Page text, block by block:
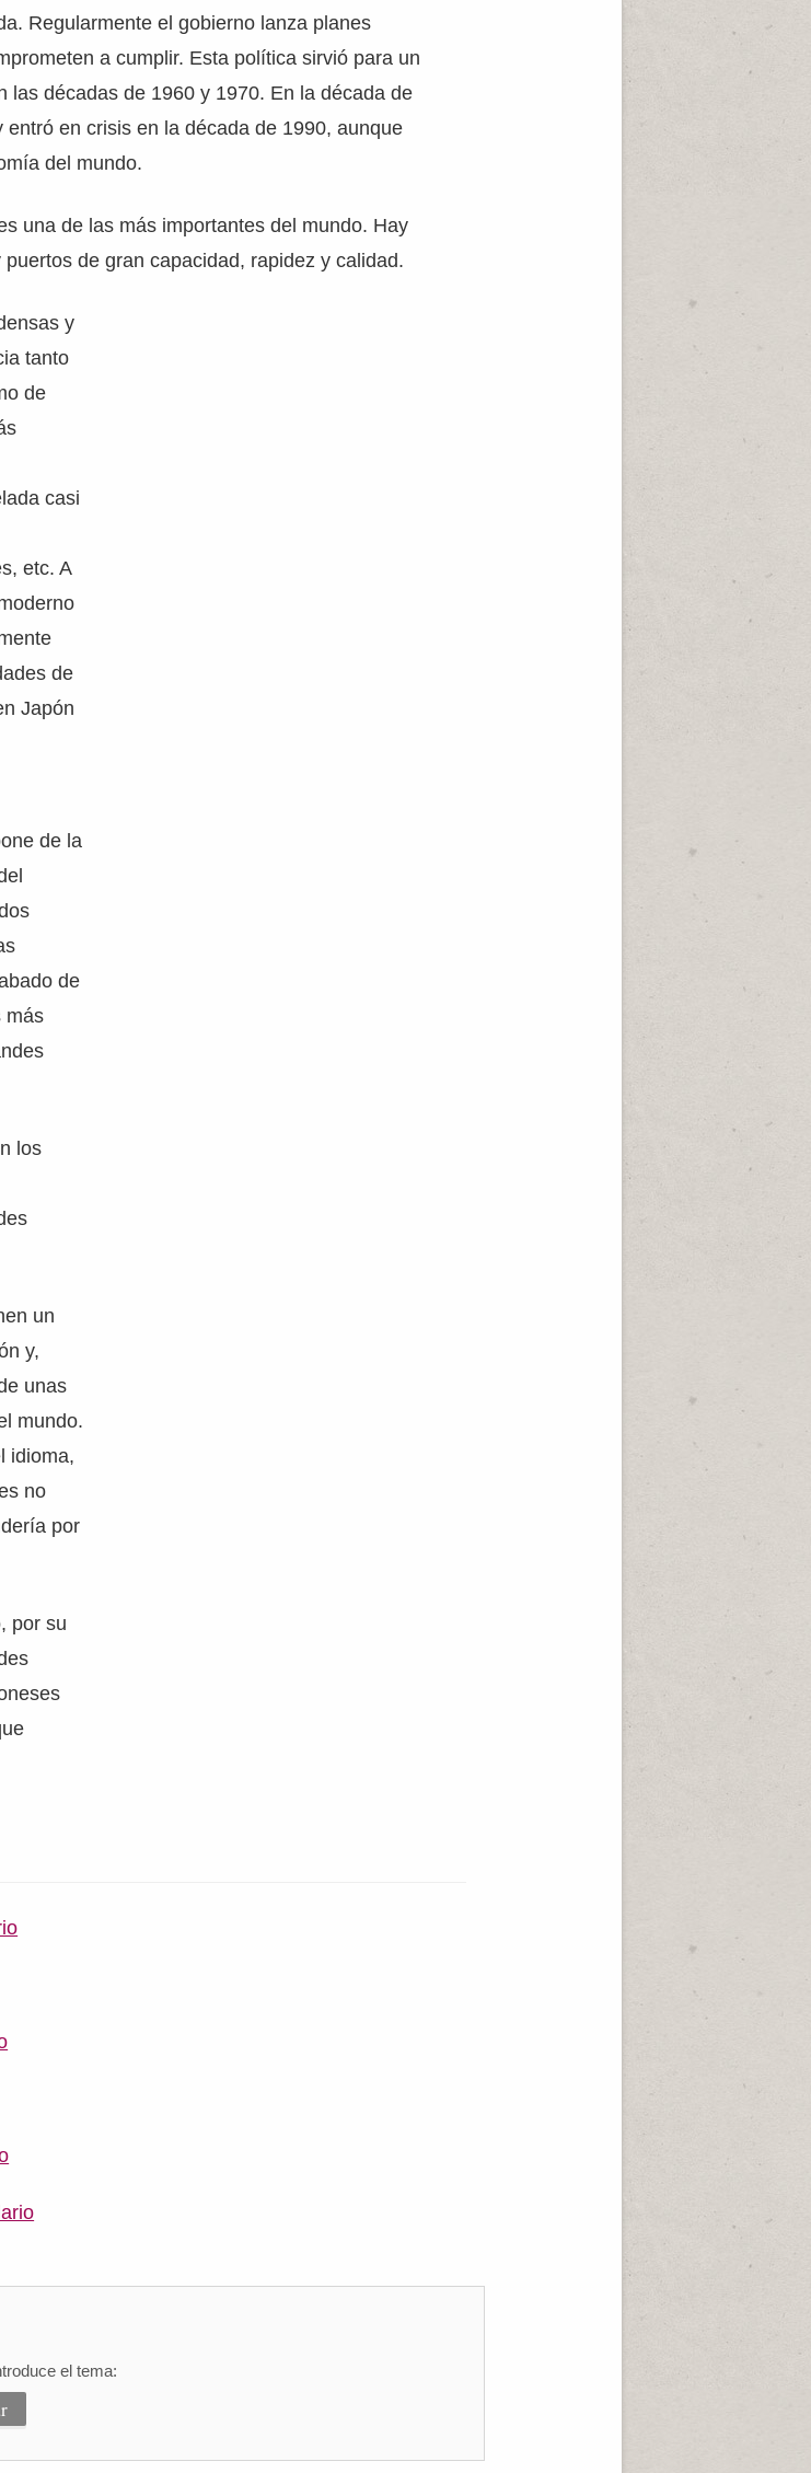
Regularmente el gobierno lanza planes
a cumplir. Esta política sirvió para un
las décadas de 1960 y 1970. En la década de
en crisis en la década de 1990, aunque
del mundo.
una de las más importantes del mundo. Hay
de gran capacidad, rapidez y calidad.
y
tanto
de
casi
etc. A
de
Japón
de la
de
más
los
un
y,
unas
mundo.
idioma,
no
por
por su
el tema: